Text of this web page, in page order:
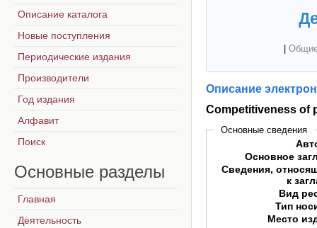
Описание
Competitiveness of
Основные сведения
Основное
Сведения,
к
Вид
Тип
Место
Описание каталога
Новые поступления
Периодические издания
Производители
Год издания
Алфавит
Поиск
Основные разделы
Главная
Деятельность